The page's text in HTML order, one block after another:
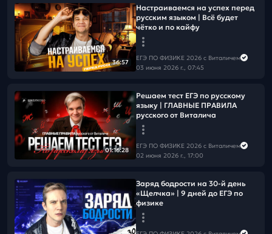
36:57
Настраиваемся на успех перед
русским языком | Всё будет
чётко и по кайфу
ЕГЭ ПО ФИЗИКЕ 2026 с Виталичем
03 июня 2026 г., 07:45
01:16:28
Решаем тест ЕГЭ по русскому
языку | ГЛАВНЫЕ ПРАВИЛА
русского от Виталича
ЕГЭ ПО ФИЗИКЕ 2026 с Виталичем
02 июня 2026 г., 17:00
Заряд бодрости на 30-й день
«Щелчка» | 9 дней до ЕГЭ по
физике